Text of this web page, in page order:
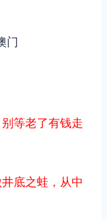
门
等老了有钱走
底之蛙，从中